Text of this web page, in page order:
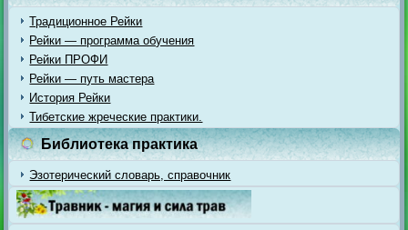
Традиционное Рейки
Рейки — программа обучения
Рейки ПРОФИ
Рейки — путь мастера
История Рейки
Тибетские жреческие практики.
Библиотека практика
Эзотерический словарь, справочник